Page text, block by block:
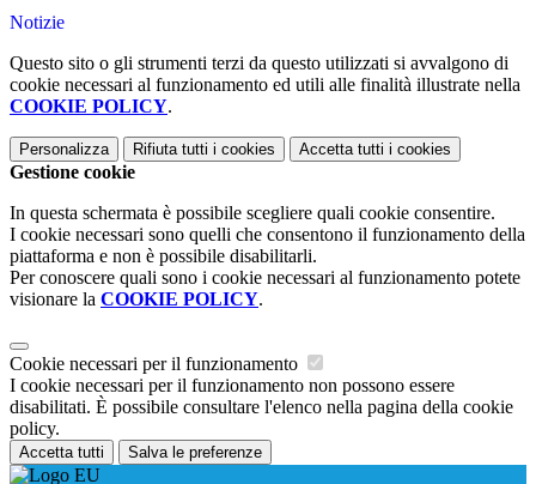
Notizie
Questo sito o gli strumenti terzi da questo utilizzati si avvalgono di
cookie necessari al funzionamento ed utili alle finalità illustrate nella
COOKIE POLICY.
Personalizza Rifiuta tutti i cookies Accetta tutti i cookies
Gestione cookie
In questa schermata è possibile scegliere quali cookie consentire.
I cookie necessari sono quelli che consentono il funzionamento della
piattaforma e non è possibile disabilitarli.
Per conoscere quali sono i cookie necessari al funzionamento potete
visionare la COOKIE POLICY.
Cookie necessari per il funzionamento
I cookie necessari per il funzionamento non possono essere
disabilitati. È possibile consultare l'elenco nella pagina della cookie
policy.
Accetta tutti Salva le preferenze